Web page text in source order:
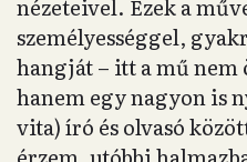
nézeteivel. Ezek a
személyességgel,
hangját – itt a mű nem
hanem egy nagyon is
vita) író és olvasó